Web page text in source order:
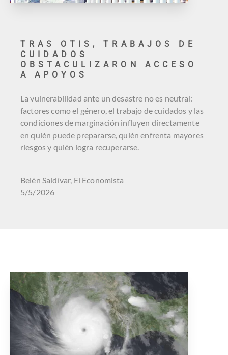
TRAS OTIS, TRABAJOS DE
CUIDADOS
OBSTACULIZARON ACCESO
A APOYOS
La vulnerabilidad ante un desastre no es neutral:
factores como el género, el trabajo de cuidados y las
condiciones de marginación influyen directamente
en quién puede prepararse, quién enfrenta mayores
riesgos y quién logra recuperarse.
Belén Saldívar, El Economista
5/5/2026